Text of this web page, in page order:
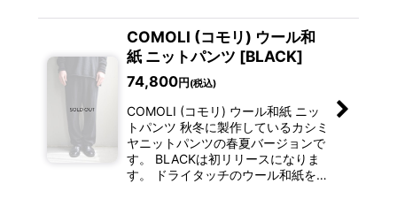
COMOLI (コモリ) ウール和
紙 ニットパンツ [BLACK]
74,800円 (税込)
COMOLI (コモリ) ウール和紙 ニッ
トパンツ 秋冬に製作しているカシミ
ヤニットパンツの春夏バージョンで
す。 BLACKは初リリースになりま
す。 ドライタッチのウール和紙を…